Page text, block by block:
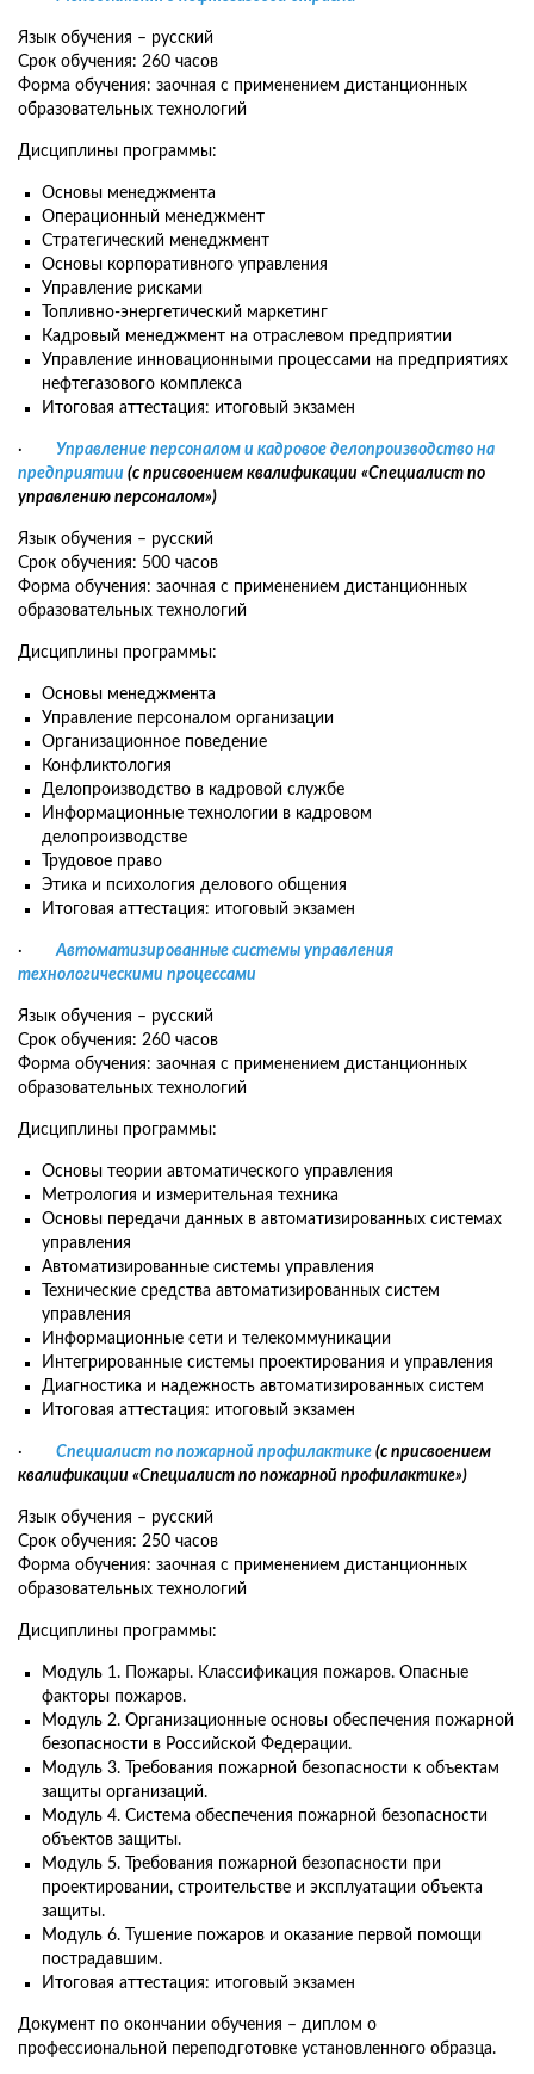
Язык обучения – русский
Срок обучения: 260 часов
Форма обучения: заочная с применением дистанционных
образовательных технологий
Дисциплины программы:
Основы менеджмента
Операционный менеджмент
Стратегический менеджмент
Основы корпоративного управления
Управление рисками
Топливно-энергетический маркетинг
Кадровый менеджмент на отраслевом предприятии
Управление инновационными процессами на предприятиях
нефтегазового комплекса
Итоговая аттестация: итоговый экзамен
· Управление персоналом и кадровое делопроизводство на
предприятии (с присвоением квалификации «Специалист по
управлению персоналом»)
Язык обучения – русский
Срок обучения: 500 часов
Форма обучения: заочная с применением дистанционных
образовательных технологий
Дисциплины программы:
Основы менеджмента
Управление персоналом организации
Организационное поведение
Конфликтология
Делопроизводство в кадровой службе
Информационные технологии в кадровом
делопроизводстве
Трудовое право
Этика и психология делового общения
Итоговая аттестация: итоговый экзамен
·Автоматизированные системы управления
технологическими процессами
Язык обучения – русский
Срок обучения: 260 часов
Форма обучения: заочная с применением дистанционных
образовательных технологий
Дисциплины программы:
Основы теории автоматического управления
Метрология и измерительная техника
Основы передачи данных в автоматизированных системах
управления
Автоматизированные системы управления
Технические средства автоматизированных систем
управления
Информационные сети и телекоммуникации
Интегрированные системы проектирования и управления
Диагностика и надежность автоматизированных систем
Итоговая аттестация: итоговый экзамен
· Специалист по пожарной профилактике (с присвоением
квалификации «Специалист по пожарной профилактике»)
Язык обучения – русский
Срок обучения: 250 часов
Форма обучения: заочная с применением дистанционных
образовательных технологий
Дисциплины программы:
Модуль 1. Пожары. Классификация пожаров. Опасные
факторы пожаров.
Модуль 2. Организационные основы обеспечения пожарной
безопасности в Российской Федерации.
Модуль 3. Требования пожарной безопасности к объектам
защиты организаций.
Модуль 4. Система обеспечения пожарной безопасности
объектов защиты.
Модуль 5. Требования пожарной безопасности при
проектировании, строительстве и эксплуатации объекта
защиты.
Модуль 6. Тушение пожаров и оказание первой помощи
пострадавшим.
Итоговая аттестация: итоговый экзамен
Документ по окончании обучения – диплом о
профессиональной переподготовке установленного образца.